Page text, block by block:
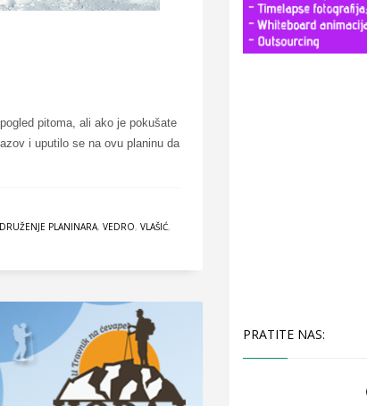
pitoma, ali ako je pokušate
i uputilo se na ovu planinu da
PLANINARA, VEDRO, VLAŠIĆ,
PRATITE NAS: